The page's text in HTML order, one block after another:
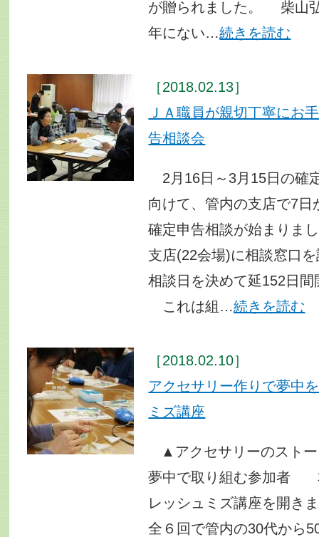
が贈られました。 柴山
年にない…続きを読む
［2018.02.13］
ＪＡ職員が親切丁寧に
告相談会
2月16日～3月15日の確
向けて、管内の支店で7日
確定申告相談が始まりま
支店(22会場)に相談窓口
相談日を決めて延152日
これは組…続きを読む
［2018.02.10］
アクセサリー作りで夢
ミズ講座
▲アクセサリーのストー
夢中で取り組む参加者
レッシュミズ講座を開き
全６回で管内の30代から